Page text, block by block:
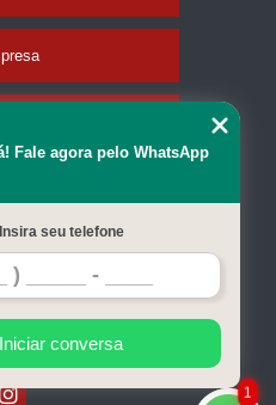
do site
1
Fale agora pelo WhatsApp
Insira seu telefone
Iniciar conversa